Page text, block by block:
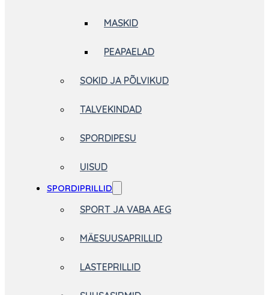
MASKID
PEAPAELAD
SOKID JA PÕLVIKUD
TALVEKINDAD
SPORDIPESU
UISUD
SPORDIPRILLID
SPORT JA VABA AEG
MÄESUUSAPRILLID
LASTEPRILLID